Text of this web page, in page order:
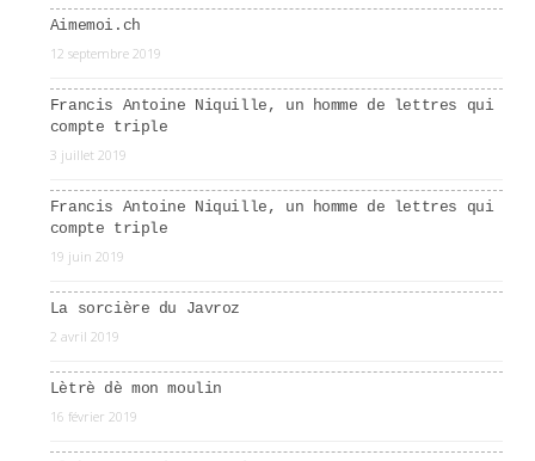
Aimemoi.ch
12 septembre 2019
Francis Antoine Niquille, un homme de lettres qui
compte triple
3 juillet 2019
Francis Antoine Niquille, un homme de lettres qui
compte triple
19 juin 2019
La sorcière du Javroz
2 avril 2019
Lètrè dè mon moulin
16 février 2019